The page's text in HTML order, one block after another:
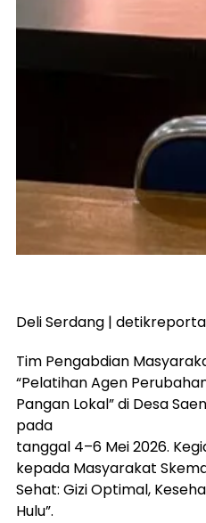
Deli Serdang |
Tim Pengabdian
“Pelatihan Agen
Pangan Lokal” di Desa
pada
tanggal 4–6 Mei 2026.
kepada Masyarakat
Sehat: Gizi Optimal,
Hulu”.